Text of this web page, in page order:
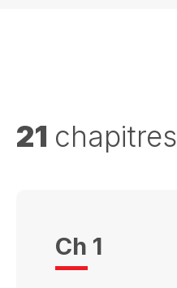
21 chapitres
Ch 1